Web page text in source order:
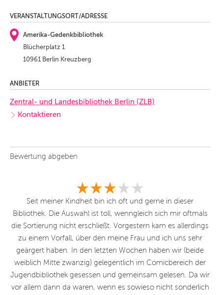
VERANSTALTUNGSORT/ADRESSE
Amerika-Gedenkbibliothek
Blücherplatz 1
10961 Berlin Kreuzberg
ANBIETER
Zentral- und Landesbibliothek Berlin (ZLB)
Kontaktieren
Bewertung abgeben
Seit meiner Kindheit bin ich oft und gerne in dieser
Bibliothek. Die Auswahl ist toll, wenngleich sich mir oftmals
die Sortierung nicht erschließt. Vorgestern kam es allerdings
zu einem Vorfall, über den meine Frau und ich uns sehr
geärgert haben. In den letzten Wochen haben wir (beide
weiblich Mitte zwanzig) gelegentlich im Comicbereich der
Jugendbibliothek gesessen und gemeinsam gelesen. Da wir
vor allem dann da waren, wenn es sowieso nicht sonderlich